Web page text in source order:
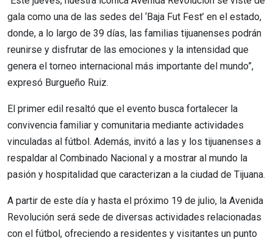
gala como una de las sedes del ‘Baja Fut Fest’ en el estado,
donde, a lo largo de 39 días, las familias tijuanenses podrán
reunirse y disfrutar de las emociones y la intensidad que
genera el torneo internacional más importante del mundo”,
expresó Burgueño Ruiz.
El primer edil resaltó que el evento busca fortalecer la
convivencia familiar y comunitaria mediante actividades
vinculadas al fútbol. Además, invitó a las y los tijuanenses a
respaldar al Combinado Nacional y a mostrar al mundo la
pasión y hospitalidad que caracterizan a la ciudad de Tijuana.
A partir de este día y hasta el próximo 19 de julio, la Avenida
Revolución será sede de diversas actividades relacionadas
con el fútbol, ofreciendo a residentes y visitantes un punto